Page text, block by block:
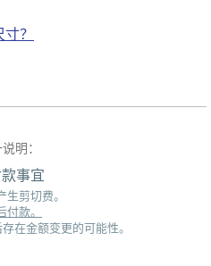
？
明：
事宜
剪切费。
款。
在金额变更的可能性。